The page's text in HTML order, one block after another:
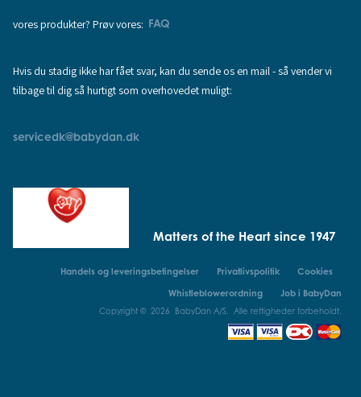
vores produkter? Prøv vores: FAQ
Hvis du stadig ikke har fået svar, kan du sende os en mail - så vender vi
tilbage til dig så hurtigt som overhovedet muligt:
servicedk@babydan.dk
Matters of the Heart since 1947
Handels og leveringsbetingelser Privatlivspolitik
Cookies
Whistleblowerordning
Job i BabyDan
Copyright © 2026 BabyDan A/S. Alle rettigheder forbeholdt.